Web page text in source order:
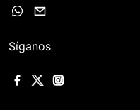
Síganos